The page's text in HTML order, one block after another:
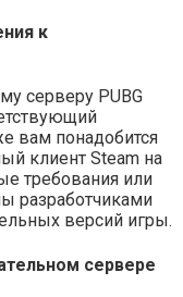
к
серверу PUBG
вам понадобится
клиент Steam на
требования или
разработчиками
версий игры.
сервере